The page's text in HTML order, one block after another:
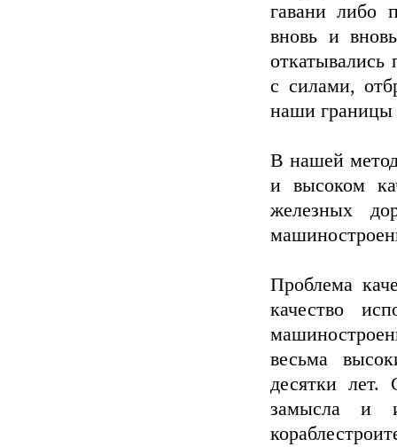
гавани либо
вновь и
откатывались
с силами,
наши границы
В нашей
и высоком
железных
Проблема
качество
весьма
десятки лет.
замысла и